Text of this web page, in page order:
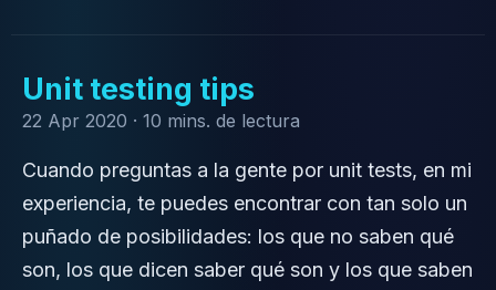
Unit testing tips
22 Apr 2020 · 10 mins. de lectura
Cuando preguntas a la gente por unit tests, en mi
experiencia, te puedes encontrar con tan solo un
puñado de posibilidades: los que no saben qué
son, los que dicen saber qué son y los que saben